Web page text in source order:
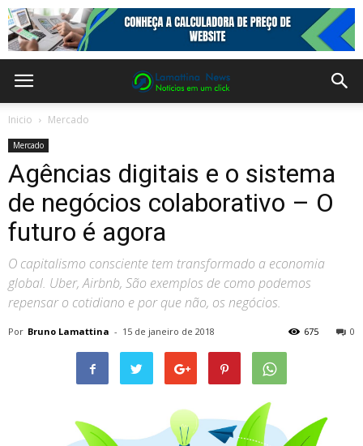
Inicio Mercado
Mercado
Agências digitais e o sistema
de negócios colaborativo – O
futuro é agora
O capitalismo consciente tem transformado a economia
global. Uber, Airbnb, São exemplos de como podemos
repensar o cotidiano e por que não, os negócios.
Por Bruno Lamattina - 15 de janeiro de 2018 0
675